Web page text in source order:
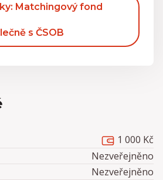
Matchingový fond
s ČSOB
1 000 Kč
Nezveřejněno
Nezveřejněno